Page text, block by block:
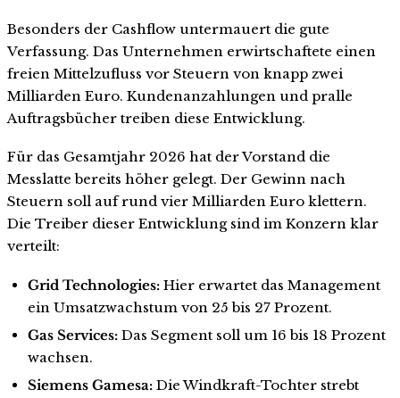
Besonders der Cashflow untermauert die gute
Verfassung. Das Unternehmen erwirtschaftete einen
freien Mittelzufluss vor Steuern von knapp zwei
Milliarden Euro. Kundenanzahlungen und pralle
Auftragsbücher treiben diese Entwicklung.
Für das Gesamtjahr 2026 hat der Vorstand die
Messlatte bereits höher gelegt. Der Gewinn nach
Steuern soll auf rund vier Milliarden Euro klettern.
Die Treiber dieser Entwicklung sind im Konzern klar
verteilt:
Grid Technologies:Hier erwartet das Management
ein Umsatzwachstum von 25 bis 27 Prozent.
Gas Services:Das Segment soll um 16 bis 18 Prozent
wachsen.
Siemens Gamesa:Die Windkraft-Tochter strebt